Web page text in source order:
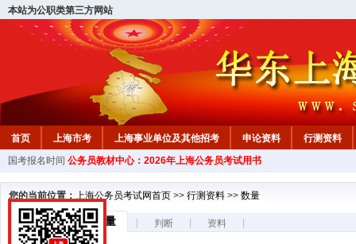
本站为公职类第三方网站
首页 上海市考 上海事业单位及其他招考 申论资料
行测资料
国考报名时间 公务员教材中心：2026年上海公务员考试用书
您的当前位置： 上海公务员考试网首页 >> 行测资料 >> 数量
言语 | 数量 判断 资料